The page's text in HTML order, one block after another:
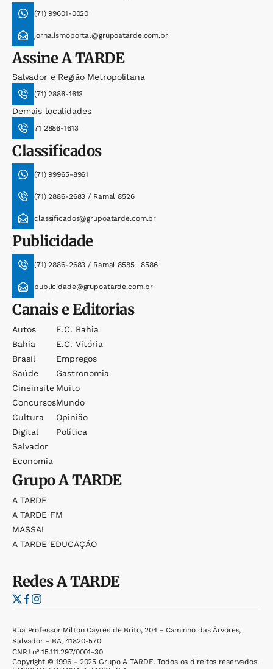
(71) 99601-0020
jornalismoportal@grupoatarde.com.br
AssineA TARDE
Salvador e Região Metropolitana
(71) 2886-1613
Demais localidades
71 2886-1613
Classificados
(71) 99965-8961
(71) 2886-2683 / Ramal 8526
classificados@grupoatarde.com.br
Publicidade
(71) 2886-2683 / Ramal 8585 | 8586
publicidade@grupoatarde.com.br
Canais e Editorias
Autos
Bahia
Brasil
Saúde
Cineinsite
Concursos
Cultura
Digital
Salvador
Economia
E.c. Bahia
E.c. Vitória
Empregos
Gastronomia
Muito
Mundo
Opinião
Política
GrupoA TARDE
A TARDE
A TARDE FM
MASSA!
A TARDE EDUCAÇÃO
RedesA TARDE
Rua Professor Milton Cayres de Brito, 204 - Caminho das Árvores,
Salvador - BA, 41820-570
CNPJ nº 15.111.297/0001-30
Copyright © 1996 - 2025 Grupo A TARDE. Todos os direitos reservados.